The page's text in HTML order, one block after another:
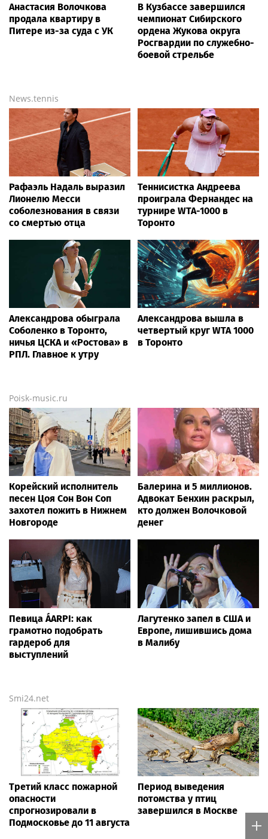
Анастасия Волочкова
продала квартиру в
Питере из-за суда с УК
В Кузбассе завершился
чемпионат Сибирского
ордена Жукова округа
Росгвардии по служебно-
боевой стрельбе
News.tennis
Рафаэль Надаль выразил
Лионелю Месси
соболезнования в связи
со смертью отца
Теннисистка Андреева
проиграла Фернандес на
турнире WTA-1000 в
Торонто
Александрова обыграла
Соболенко в Торонто,
ничья ЦСКА и «Ростова» в
РПЛ. Главное к утру
Александрова вышла в
четвертый круг WTA 1000
в Торонто
Poisk-music.ru
Корейский исполнитель
песен Цоя Сон Вон Соп
захотел пожить в Нижнем
Новгороде
Балерина и 5 миллионов.
Адвокат Бенхин раскрыл,
кто должен Волочковой
денег
Певица ÁARPI: как
грамотно подобрать
гардероб для
выступлений
Лагутенко запел в США и
Европе, лишившись дома
в Малибу
Smi24.net
Третий класс пожарной
опасности
спрогнозировали в
Подмосковье до 11 августа
Период выведения
потомства у птиц
завершился в Москве